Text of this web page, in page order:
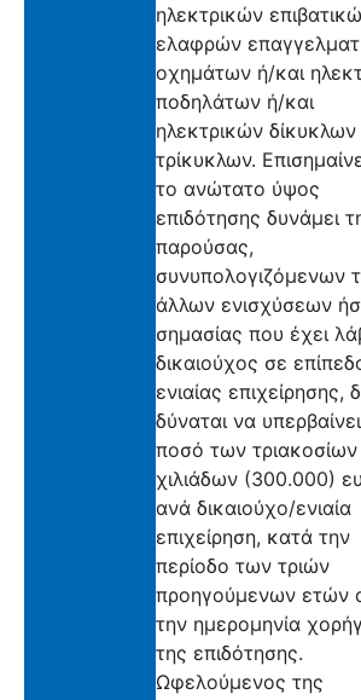
ηλεκτρικών
ελαφρών
οχημάτων ή/και
ποδηλάτων ή/και
ηλεκτρικών δίκυκλων
τρίκυκλων.
το ανώτατο ύψος
επιδότησης δυνάμει
παρούσας,
συνυπολογιζόμενων
άλλων ενισχύσεων
σημασίας που έχει
δικαιούχος σε
ενιαίας επιχείρησης,
δύναται να
ποσό των τριακοσίων
χιλιάδων (300.000)
ανά δικαιούχο/ενιαία
επιχείρηση, κατά την
περίοδο των τριών
προηγούμενων ετών
την ημερομηνία
της επιδότησης.
Ωφελούμενος της